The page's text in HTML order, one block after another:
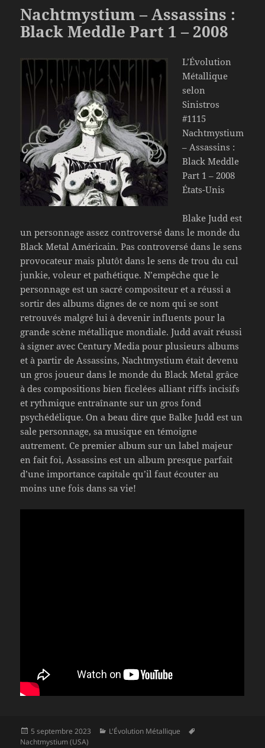
Nachtmystium – Assassins :
Black Meddle Part 1 – 2008
L’Évolution
Métallique
selon
Sinistros
#1115
Nachtmystium
– Assassins :
Black Meddle
Part 1 – 2008
États-Unis
Blake Judd est
un personnage assez controversé dans le monde du
Black Metal Américain. Pas controversé dans le sens
provocateur mais plutôt dans le sens de trou du cul
junkie, voleur et pathétique. N’empêche que le
personnage est un sacré compositeur et a réussi a
sortir des albums dignes de ce nom qui se sont
retrouvés malgré lui à devenir influents pour la
grande scène métallique mondiale. Judd avait réussi
à signer avec Century Media pour plusieurs albums
et à partir de Assassins, Nachtmystium était devenu
un gros joueur dans le monde du Black Metal grâce
à des compositions bien ficelées alliant riffs incisifs
et rythmique entraînante sur un gros fond
psychédélique. On a beau dire que Balke Judd est un
sale personnage, sa musique en témoigne
autrement. Ce premier album sur un label majeur
en fait foi, Assassins est un album presque parfait
d’une importance capitale qu’il faut écouter au
moins une fois dans sa vie!
Publié
le
5 septembre 2023 Catégories
L'Évolution Métallique
Nachtmystium (USA)